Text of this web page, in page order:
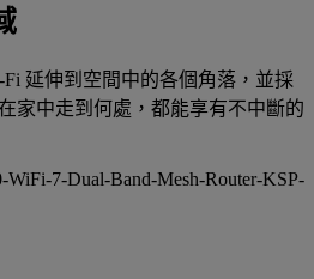
延伸到空間中的各個角落，並採
家中走到何處，都能享有不中斷的